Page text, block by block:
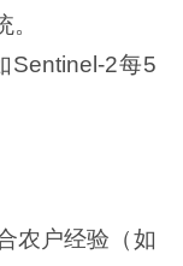
Sentinel-2每5
农户经验（如